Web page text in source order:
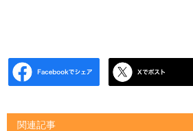
関連記事